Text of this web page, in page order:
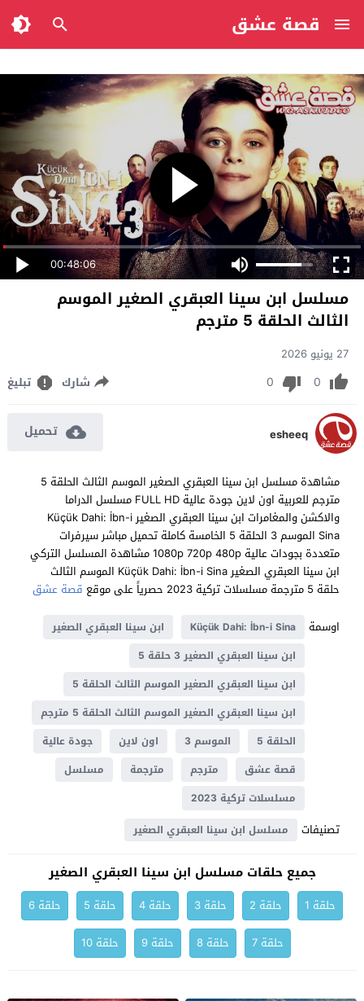
قصة عشق
00:48:06
مسلسل ابن سينا العبقري الصغير الموسم
الثالث الحلقة 5 مترجم
27 يونيو 2026
0
0 شارك تبليغ
esheeq تحميل
مشاهدة مسلسل ابن سينا العبقري الصغير الموسم الثالث الحلقة 5
مترجم للعربية اون لاين جودة عالية FULL HD مسلسل الدراما
والاكشن والمغامرات ابن سينا العبقري الصغير Küçük Dahi: İbn-i
Sina الموسم 3 الحلقة 5 الخامسة كاملة تحميل مباشر سيرفرات
متعددة بجودات عالية 1080p 720p 480p مشاهدة المسلسل التركي
ابن سينا العبقري الصغير Küçük Dahi: İbn-i Sina الموسم الثالث
حلقة 5 مترجمة مسلسلات تركية 2023 حصرياً على موقع
قصة عشق
اوسمة
Küçük Dahi: İbn-i Sina
ابن سينا العبقري الصغير
ابن سينا العبقري الصغير 3 حلقة 5
ابن سينا العبقري الصغير الموسم الثالث الحلقة 5
ابن سينا العبقري الصغير الموسم الثالث الحلقة 5 مترجم
الحلقة 5
الموسم 3 اون لاين
جودة عالية
قصة عشق
مترجم مترجمة
مسلسل
مسلسلات تركية 2023
تصنيفات مسلسل ابن سينا العبقري الصغير
جميع حلقات مسلسل ابن سينا العبقري الصغير
حلقة 1 حلقة 2 حلقة 3 حلقة 4 حلقة 5
حلقة 6
حلقة 7
حلقة 8 حلقة 9 حلقة 10